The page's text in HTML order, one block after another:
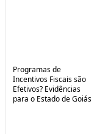
Programas de
Incentivos Fiscais são
Efetivos? Evidências
para o Estado de Goiás